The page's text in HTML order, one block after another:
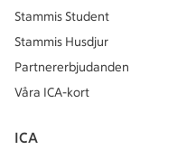
Stammis Student
Stammis Husdjur
Partnererbjudanden
Våra ICA-kort
ICA